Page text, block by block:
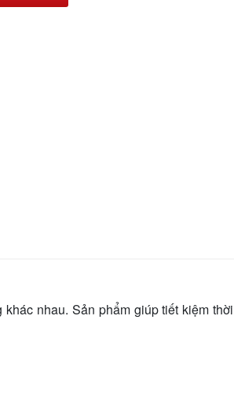
nhau. Sản phẩm giúp tiết kiệm